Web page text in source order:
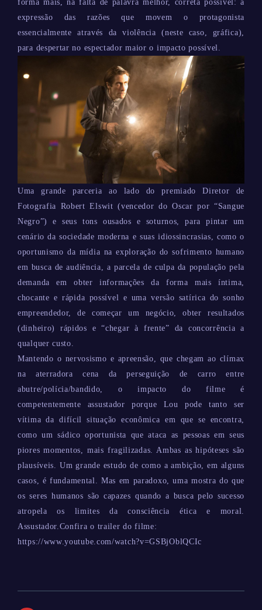
forma mais, na falta de palavra melhor, correta possível: a
expressão das razões que movem o protagonista
essencialmente através da violência (neste caso, gráfica),
para despertar no espectador maior o impacto possível.
Uma grande parceria ao lado do premiado Diretor de
Fotografia Robert Elswit (vencedor do Oscar por “Sangue
Negro”) e seus tons ousados e soturnos, para pintar um
cenário da sociedade moderna e suas idiossincrasias, como o
oportunismo da mídia na exploração do sofrimento humano
em busca de audiência, a parcela de culpa da população pela
demanda em obter informações da forma mais íntima,
chocante e rápida possível e uma versão satírica do sonho
empreendedor, de começar um negócio, obter resultados
(dinheiro) rápidos e “chegar à frente” da concorrência a
qualquer custo.
Mantendo o nervosismo e apreensão, que chegam ao clímax
na aterradora cena da perseguição de carro entre
abutre/polícia/bandido, o impacto do filme é
competentemente assustador porque Lou pode tanto ser
vítima da difícil situação econômica em que se encontra,
como um sádico oportunista que ataca as pessoas em seus
piores momentos, mais fragilizadas. Ambas as hipóteses são
plausíveis. Um grande estudo de como a ambição, em alguns
casos, é fundamental. Mas em paradoxo, uma mostra do que
os seres humanos são capazes quando a busca pelo sucesso
atropela os limites da consciência ética e moral.
Assustador.Confira o trailer do filme:
https://www.youtube.com/watch?v=GSBjOblQCIc